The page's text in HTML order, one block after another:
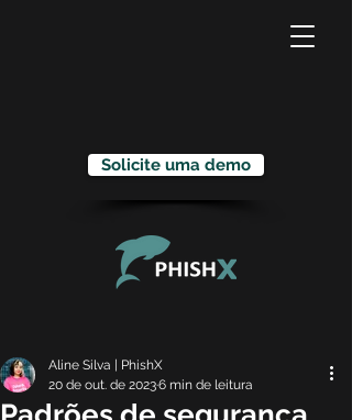
Solicite uma demo
Aline Silva | PhishX
20 de out. de 20236 min de leitura